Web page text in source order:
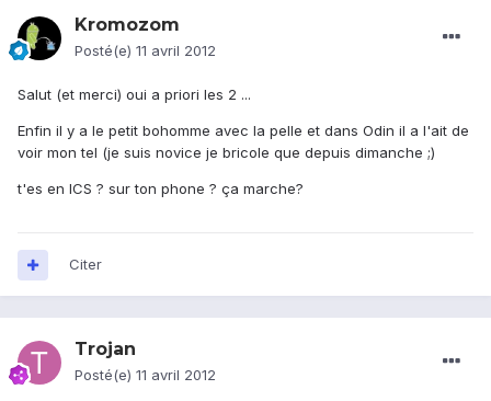
Kromozom
Posté(e) 11 avril 2012
Salut (et merci) oui a priori les 2 ...
Enfin il y a le petit bohomme avec la pelle et dans Odin il a l'ait de
voir mon tel (je suis novice je bricole que depuis dimanche ;)
t'es en ICS ? sur ton phone ? ça marche?
Citer
Trojan
Posté(e) 11 avril 2012